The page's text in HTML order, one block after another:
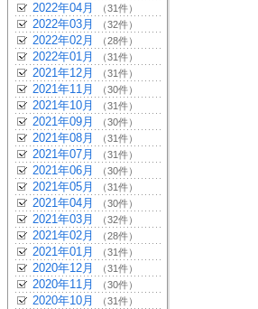
2022年04月 （31件）
2022年03月 （32件）
2022年02月 （28件）
2022年01月 （31件）
2021年12月 （31件）
2021年11月 （30件）
2021年10月 （31件）
2021年09月 （30件）
2021年08月 （31件）
2021年07月 （31件）
2021年06月 （30件）
2021年05月 （31件）
2021年04月 （30件）
2021年03月 （32件）
2021年02月 （28件）
2021年01月 （31件）
2020年12月 （31件）
2020年11月 （30件）
2020年10月 （31件）